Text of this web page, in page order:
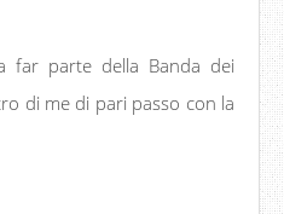
far parte della Banda dei
di me di pari passo con la